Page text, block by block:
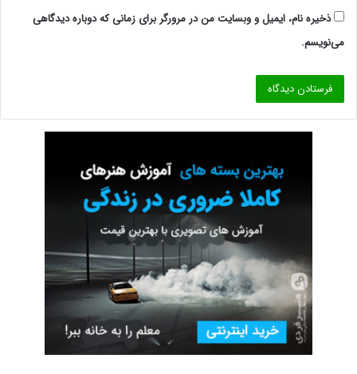
ذخیره نام، ایمیل و وبسایت من در مرورگر برای زمانی که دوباره دیدگاهی
می‌نویسم.